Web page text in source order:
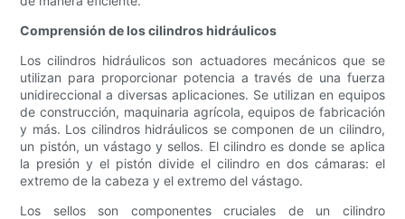
Comprensión de los cilindros hidráulicos
Los cilindros hidráulicos son actuadores mecánicos que se
utilizan para proporcionar potencia a través de una fuerza
unidireccional a diversas aplicaciones. Se utilizan en equipos
de construcción, maquinaria agrícola, equipos de fabricación
y más. Los cilindros hidráulicos se componen de un cilindro,
un pistón, un vástago y sellos. El cilindro es donde se aplica
la presión y el pistón divide el cilindro en dos cámaras: el
extremo de la cabeza y el extremo del vástago.
Los sellos son componentes cruciales de un cilindro